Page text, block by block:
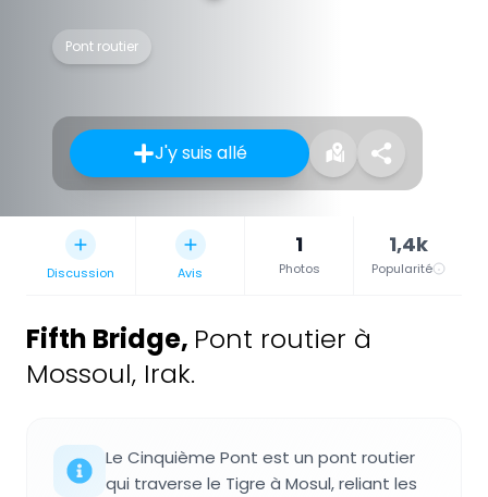
Pont routier
J'y suis allé
Discussion Avis
1
Photos
1,4k
Popularité
Fifth Bridge, Pont routier à
Mossoul, Irak.
Le Cinquième Pont est un pont routier
qui traverse le Tigre à Mosul, reliant les